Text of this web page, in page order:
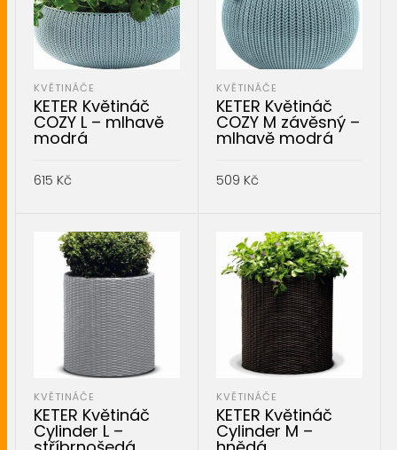
KVĚTINÁČE
KETER Květináč
COZY L – mlhavě
modrá
615 Kč
KVĚTINÁČE
KETER Květináč
COZY M závěsný –
mlhavě modrá
509 Kč
KVĚTINÁČE
KETER Květináč
Cylinder L –
KVĚTINÁČE
KETER Květináč
Cylinder M –